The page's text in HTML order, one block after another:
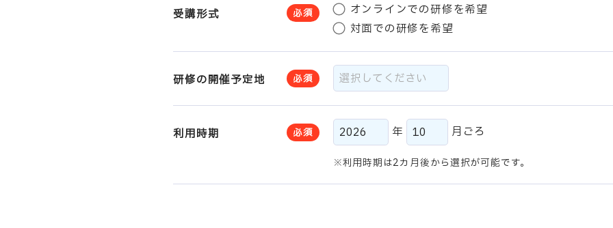
受講形式 必須
オンラインでの研修を希望
対面での研修を希望
研修の開催予定地 必須
利用時期 必須 年 月ごろ
利用時期は2カ月後から選択が可能です。